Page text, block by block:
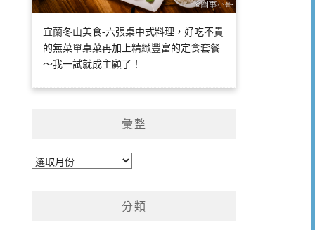
宜蘭冬山美食-六張桌中式料理，好吃不貴
的無菜單桌菜再加上精緻豐富的定食套餐
～我一試就成主顧了！
彙整
彙
分類